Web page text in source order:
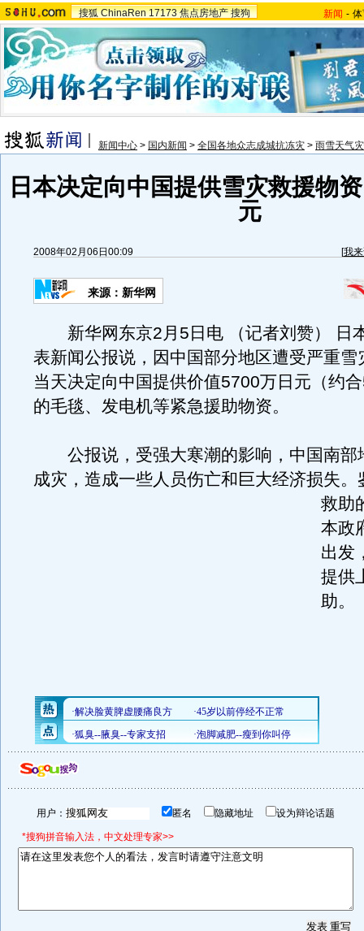
搜狐 ChinaRen 17173 焦点房地产 搜狗 新闻 -
新闻中心 > 国内新闻 > 全国各地众志成城抗冻灾 > 雨雪天气
日本决定向中国提供雪灾救援物
元
2008年02月06日00:09 [我
来源：新华网
新华网东京2月5日电 （记者刘赞） 日
表新闻公报说，因中国部分地区遭受严重雪
当天决定向中国提供价值5700万日元（约
的毛毯、发电机等紧急援助物资。
公报说，受强大寒潮的影响，中国南部
成灾，造成一些人员伤亡和巨大经济损失。
救助
本政
出发
提供
助。
用户： 匿名 隐藏地址 设为辩论话题
*搜狗拼音输入法，中文处理专家>>